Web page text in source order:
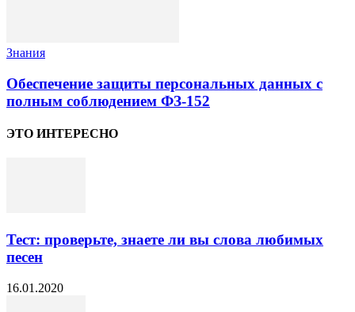
Знания
Обеспечение защиты персональных данных с
полным соблюдением ФЗ-152
ЭТО ИНТЕРЕСНО
Тест: проверьте, знаете ли вы слова любимых
песен
16.01.2020